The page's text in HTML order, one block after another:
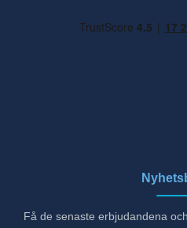
Få de senaste erbjudandena